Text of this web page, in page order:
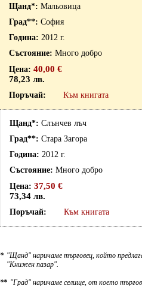
Мальовица
София
2012 г.
Много добро
40,00 €
78,23 лв.
Към книгата
Слънчев лъч
Стара Загора
2012 г.
Много добро
37,50 €
73,34 лв.
Към книгата
* "Щанд" наричаме търговец, който
"Книжен пазар".
** "Град" наричаме селище, от което